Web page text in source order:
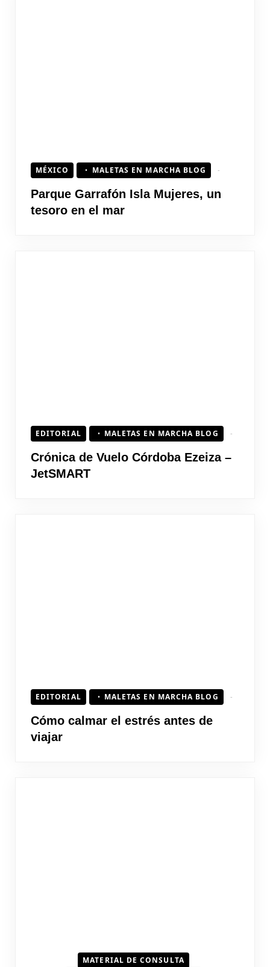
MÉXICO MALETAS EN MARCHA BLOG
Parque Garrafón Isla Mujeres, un
tesoro en el mar
EDITORIAL MALETAS EN MARCHA BLOG
Crónica de Vuelo Córdoba Ezeiza –
JetSMART
EDITORIAL MALETAS EN MARCHA BLOG
Cómo calmar el estrés antes de
viajar
MATERIAL DE CONSULTA